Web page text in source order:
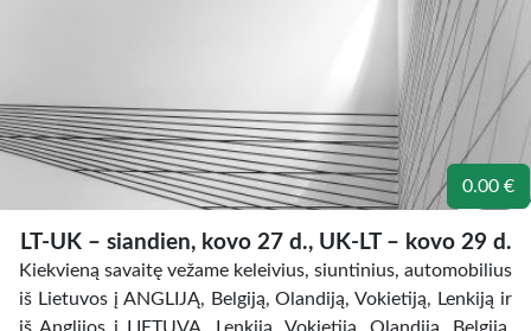
0.00 €
LT-UK – siandien, kovo 27 d., UK-LT – kovo 29 d.
Kiekvieną savaitę vežame keleivius, siuntinius, automobilius
iš Lietuvos į ANGLIJĄ, Belgiją, Olandiją, Vokietiją, Lenkiją ir